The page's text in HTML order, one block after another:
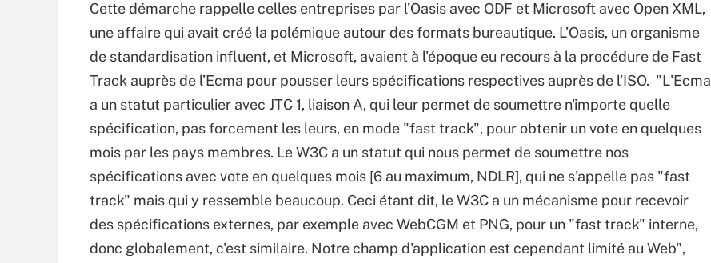
Cette démarche rappelle celles entreprises par l’Oasis avec ODF et Microsoft avec Open XML,
une affaire qui avait créé la polémique autour des formats bureautique. L’Oasis, un organisme
de standardisation influent, et Microsoft, avaient à l'époque eu recours à la procédure de Fast
Track auprès de l’Ecma pour pousser leurs spécifications respectives auprès de l’ISO. "L'Ecma
a un statut particulier avec JTC 1, liaison A, qui leur permet de soumettre n'importe quelle
spécification, pas forcement les leurs, en mode "fast track", pour obtenir un vote en quelques
mois par les pays membres. Le W3C a un statut qui nous permet de soumettre nos
spécifications avec vote en quelques mois [6 au maximum, NDLR], qui ne s'appelle pas "fast
track" mais qui y ressemble beaucoup. Ceci étant dit, le W3C a un mécanisme pour recevoir
des spécifications externes, par exemple avec WebCGM et PNG, pour un "fast track" interne,
donc globalement, c'est similaire. Notre champ d'application est cependant limité au Web",